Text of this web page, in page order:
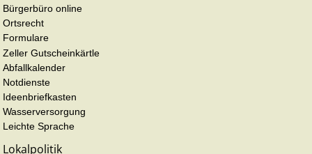
Bürgerbüro online
Ortsrecht
Formulare
Zeller Gutscheinkärtle
Abfallkalender
Notdienste
Ideenbriefkasten
Wasserversorgung
Leichte Sprache
Lokalpolitik